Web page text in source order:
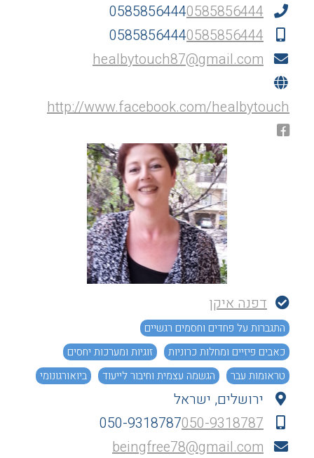
05858564440585856444
05858564440585856444
healbytouch87@gmail.com
http://www.facebook.com/healbytouch
דפנה איקן
התגברות על פחדים וחסמים רגשיים
כאבים פיזיים ומחלות כרוניות
זוגיות ומערכות יחסים
טראומות עבר
הגשמה עצמית וחיבור לייעוד
ביואורגונומי
אקסס בארס
כניסה לתת מודע
ירושלים, ישראל
050-9318787050-9318787
beingfree78@gmail.com